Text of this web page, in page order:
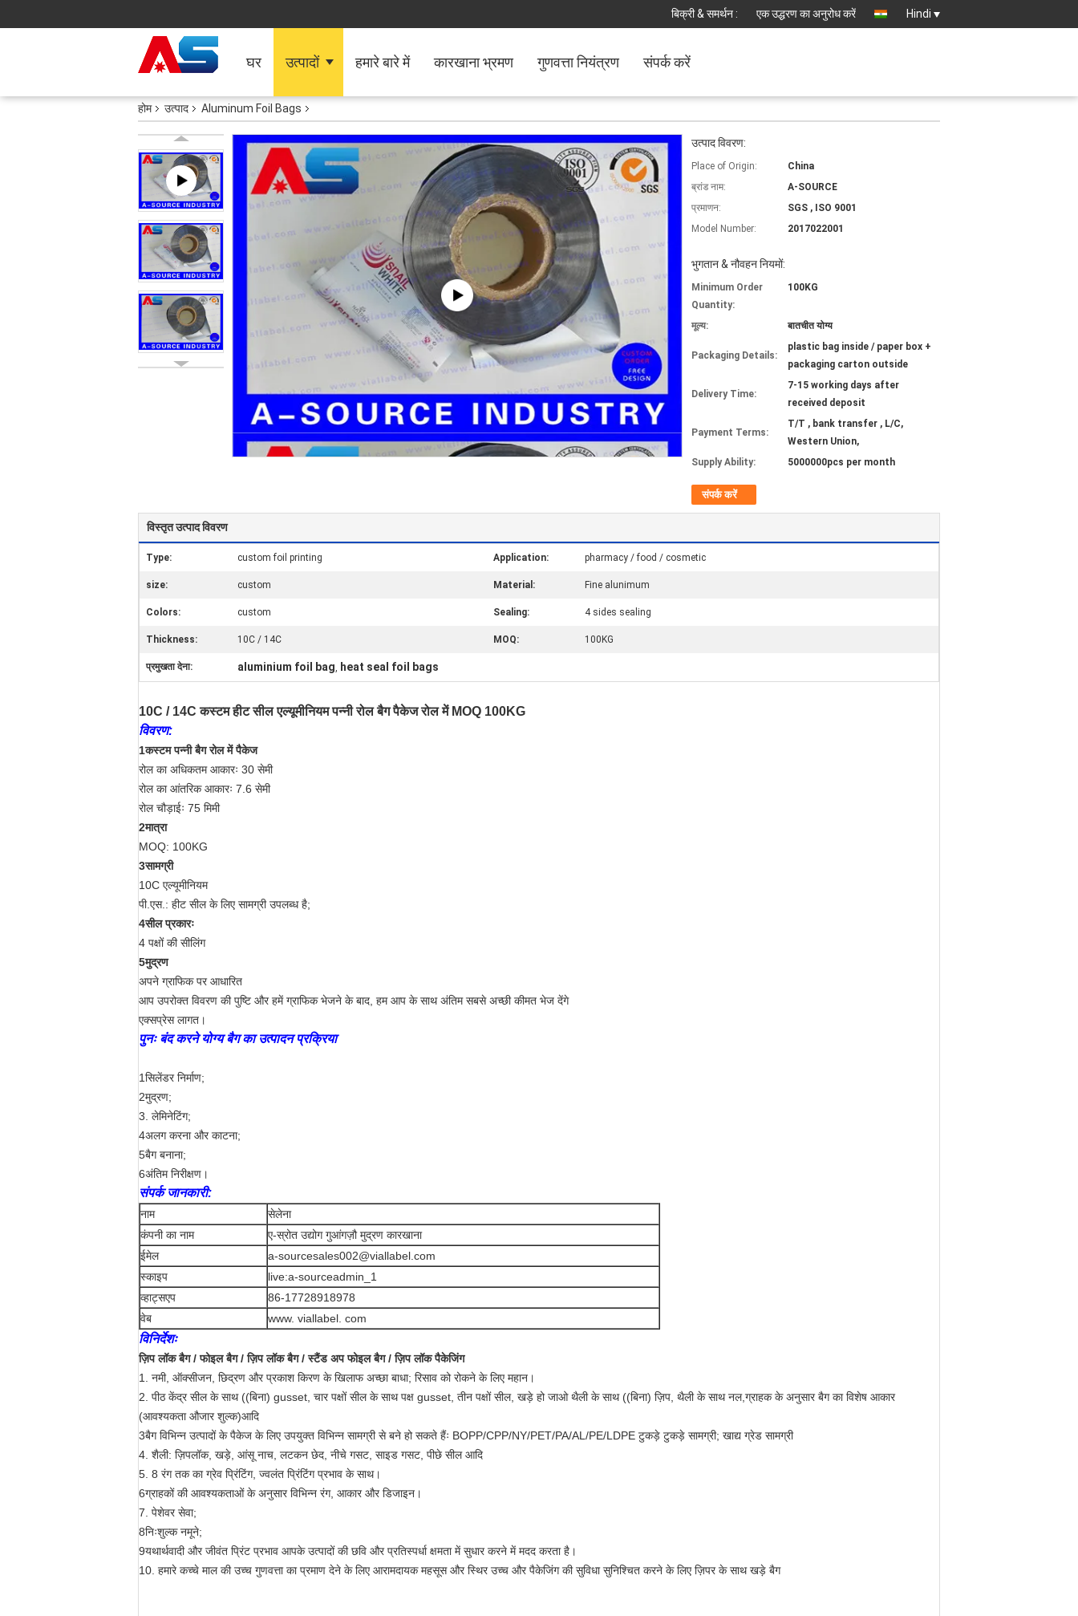
बिक्री & समर्थन : एक उद्धरण का अनुरोध करें Hindi
घर उत्पादों हमारे बारे में कारखाना भ्रमण गुणवत्ता नियंत्रण संपर्क करें
होम उत्पाद Aluminum Foil Bags
उत्पाद विवरण:
Place of Origin:
China
ब्रांड नाम:
A-SOURCE
प्रमाणन:
SGS , ISO 9001
Model Number:
2017022001
भुगतान & नौवहन नियमों:
Minimum Order
Quantity:
100KG
मूल्य: बातचीत योग्य
Packaging Details:
plastic bag inside / paper box +
packaging carton outside
Delivery Time:
7-15 working days after
received deposit
Payment Terms:
T/T , bank transfer , L/C,
Western Union,
Supply Ability:
5000000pcs per month
संपर्क करें
विस्तृत उत्पाद विवरण
Type: custom foil printing Application: pharmacy / food / cosmetic
size: custom Material: Fine alunimum
Colors: custom Sealing: 4 sides sealing
Thickness: 10C / 14C MOQ: 100KG
प्रमुखता देना: aluminium foil bag, heat seal foil bags
10C / 14C कस्टम हीट सील एल्यूमीनियम पन्नी रोल बैग पैकेज रोल में MOQ 100KG
विवरण:
1कस्टम पन्नी बैग रोल में पैकेज
रोल का अधिकतम आकारः 30 सेमी
रोल का आंतरिक आकारः 7.6 सेमी
रोल चौड़ाईः 75 मिमी
2मात्रा
MOQ: 100KG
3सामग्री
10C एल्यूमीनियम
पी.एस.: हीट सील के लिए सामग्री उपलब्ध है;
4सील प्रकारः
4 पक्षों की सीलिंग
5मुद्रण
अपने ग्राफिक पर आधारित
आप उपरोक्त विवरण की पुष्टि और हमें ग्राफिक भेजने के बाद, हम आप के साथ अंतिम सबसे अच्छी कीमत भेज देंगे
एक्सप्रेस लागत।
पुनः बंद करने योग्य बैग का उत्पादन प्रक्रिया
1सिलेंडर निर्माण;
2मुद्रण;
3. लेमिनेटिंग;
4अलग करना और काटना;
5बैग बनाना;
6अंतिम निरीक्षण।
संपर्क जानकारी:
नाम
सेलेना
कंपनी का नाम
ए-स्रोत उद्योग गुआंगज़ौ मुद्रण कारखाना
ईमेल
a-sourcesales002@viallabel.com
स्काइप
live:a-sourceadmin_1
व्हाट्सएप
86-17728918978
वेब
www. viallabel. com
विनिर्देशः
ज़िप लॉक बैग / फोइल बैग / ज़िप लॉक बैग / स्टैंड अप फोइल बैग / ज़िप लॉक पैकेजिंग
1. नमी, ऑक्सीजन, छिद्रण और प्रकाश किरण के खिलाफ अच्छा बाधा; रिसाव को रोकने के लिए महान।
2. पीठ केंद्र सील के साथ ((बिना) gusset, चार पक्षों सील के साथ पक्ष gusset, तीन पक्षों सील, खड़े हो जाओ थैली के साथ ((बिना) ज़िप, थैली के साथ नल,ग्राहक के अनुसार बैग का विशेष आकार
(आवश्यकता औजार शुल्क)आदि
3बैग विभिन्न उत्पादों के पैकेज के लिए उपयुक्त विभिन्न सामग्री से बने हो सकते हैंः BOPP/CPP/NY/PET/PA/AL/PE/LDPE टुकड़े टुकड़े सामग्री; खाद्य ग्रेड सामग्री
4. शैली: ज़िपलॉक, खड़े, आंसू नाच, लटकन छेद, नीचे गसट, साइड गसट, पीछे सील आदि
5. 8 रंग तक का ग्रेव प्रिंटिंग, ज्वलंत प्रिंटिंग प्रभाव के साथ।
6ग्राहकों की आवश्यकताओं के अनुसार विभिन्न रंग, आकार और डिजाइन।
7. पेशेवर सेवा;
8निःशुल्क नमूने;
9यथार्थवादी और जीवंत प्रिंट प्रभाव आपके उत्पादों की छवि और प्रतिस्पर्धा क्षमता में सुधार करने में मदद करता है।
10. हमारे कच्चे माल की उच्च गुणवत्ता का प्रमाण देने के लिए आरामदायक महसूस और स्थिर उच्च और पैकेजिंग की सुविधा सुनिश्चित करने के लिए ज़िपर के साथ खड़े बैग